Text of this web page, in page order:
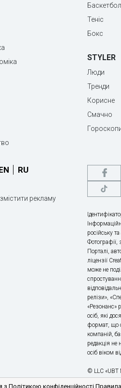
Баскетбол
Теніс
Бокс
STYLER
Люди
Тренди
Корисне
Смачно
RU
рекламу
російську
Фотографії,
Порталі,
ліцензії
може не
релізи»,
«Резонанс»
осіб, які
формат, що
компаній,
редакція не
осіб віком
© LLC «UBT
конфіденційності